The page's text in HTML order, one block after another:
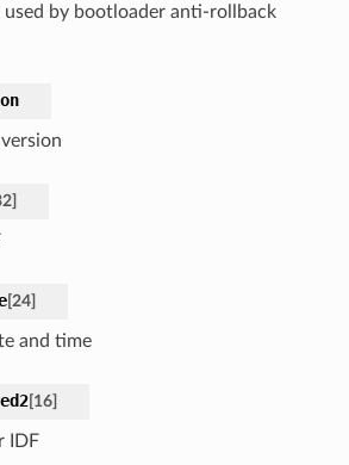
used by bootloader anti-rollback
]
[24]
and time
[16]
IDF